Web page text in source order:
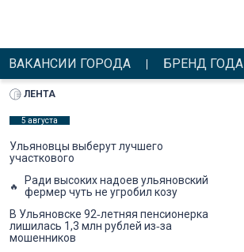
ВАКАНСИИ ГОРОДА БРЕНД ГОДА
ЛЕНТА
5 августа
Ульяновцы выберут лучшего
участкового
Ради высоких надоев ульяновский
фермер чуть не угробил козу
В Ульяновске 92‑летняя пенсионерка
лишилась 1,3 млн рублей из‑за
мошенников